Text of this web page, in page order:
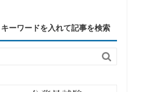
キーワードを入れて記事を検索
